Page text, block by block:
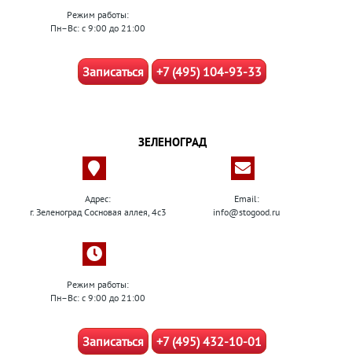
Режим работы:
Пн–Вс: с 9:00 до 21:00
Записаться +7 (495) 104-93-33
ЗЕЛЕНОГРАД
Адрес:
г. Зеленоград Сосновая аллея, 4с3
Email:
info@stogood.ru
Режим работы:
Пн–Вс: с 9:00 до 21:00
Записаться +7 (495) 432-10-01